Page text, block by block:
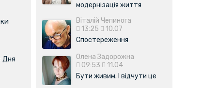
Дня
модернізація життя
Віталій Чепинога
13:25
10.07
Спостереження
Олена Задорожна
09:53
11.04
Бути живим. І відчути це